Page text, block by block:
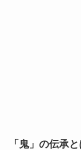
「鬼」の伝承